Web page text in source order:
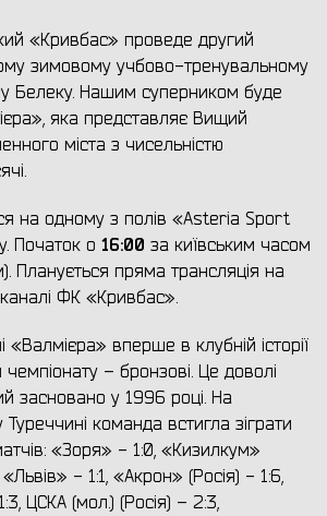
«Кривбас» проведе другий
зимовому учбово-тренувальному
Белеку. Нашим суперником буде
яка представляє Вищий
міста з чисельністю
на одному з полів «Asteria Sport
Початок о 16:00 за київським часом
Планується пряма трансляція на
ФК «Кривбас».
вперше в клубній історії
– бронзові. Це доволі
засновано у 1996 році. На
команда встигла зіграти
«Зоря» - 1:0, «Кизилкум»
- 1:1, «Акрон» (Росія) - 1:6,
ЦСКА (мол.) (Росія) – 2:3,